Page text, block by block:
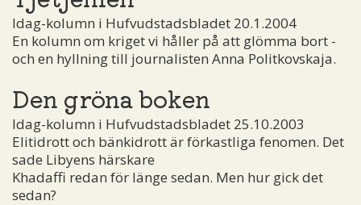
Idag-kolumn i Hufvudstadsbladet 20.1.2004
En kolumn om kriget vi håller på att glömma bort ­
och en hyllning till journalisten Anna Politkovskaja.
Den gröna boken
Idag-kolumn i Hufvudstadsbladet 25.10.2003
Elitidrott och bänkidrott är förkastliga fenomen. Det
sade Libyens härskare
Khadaffi redan för länge sedan. Men hur gick det
sedan?